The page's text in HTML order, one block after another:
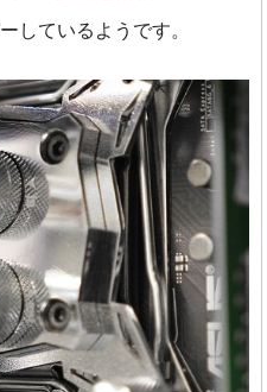
しているようです。